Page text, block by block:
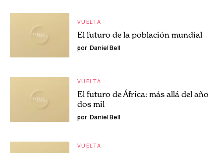
VUELTA
El futuro de la población mundial
por Daniel Bell
VUELTA
El futuro de África: más allá del año
dos mil
por Daniel Bell
VUELTA